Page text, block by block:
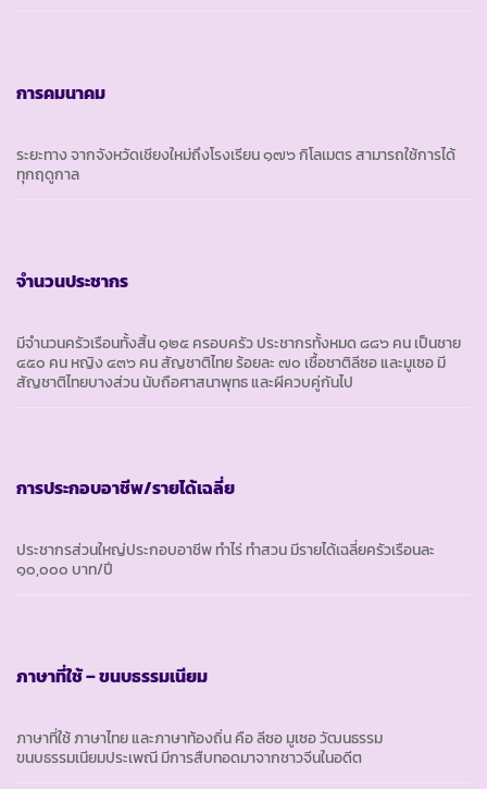
การคมนาคม
ระยะทาง จากจังหวัดเชียงใหม่ถึงโรงเรียน ๑๗๖ กิโลเมตร สามารถใช้การได้
ทุกฤดูกาล
จำนวนประชากร
มีจำนวนครัวเรือนทั้งสิ้น ๑๒๕ ครอบครัว ประชากรทั้งหมด ๘๘๖ คน เป็นชาย
๔๕๐ คน หญิง ๔๓๖ คน สัญชาติไทย ร้อยละ ๗๐ เชื้อชาติลีซอ และมูเซอ มี
สัญชาติไทยบางส่วน นับถือศาสนาพุทธ และผีควบคู่กันไป
การประกอบอาชีพ/รายได้เฉลี่ย
ประชากรส่วนใหญ่ประกอบอาชีพ ทำไร่ ทำสวน มีรายได้เฉลี่ยครัวเรือนละ
๑๐,๐๐๐ บาท/ปี
ภาษาที่ใช้ – ขนบธรรมเนียม
ภาษาที่ใช้ ภาษาไทย และภาษาท้องถิ่น คือ ลีซอ มูเซอ วัฒนธรรม
ขนบธรรมเนียมประเพณี มีการสืบทอดมาจากชาวจีนในอดีต